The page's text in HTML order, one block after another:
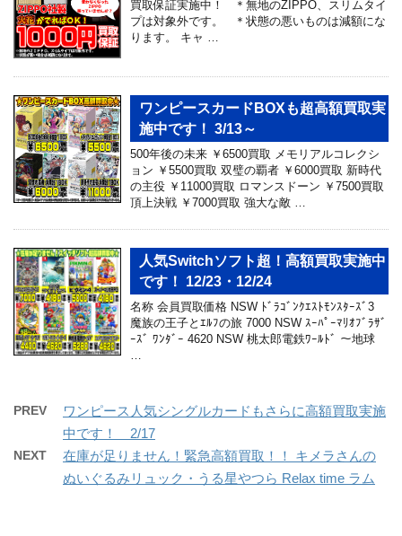
買取保証実施中！ ＊無地のZIPPO、スリムタイ
プは対象外です。 ＊状態の悪いものは減額にな
ります。 キャ …
ワンピースカードBOXも超高額買取実
施中です！ 3/13～
500年後の未来 ￥6500買取 メモリアルコレクシ
ョン ￥5500買取 双璧の覇者 ￥6000買取 新時代
の主役 ￥11000買取 ロマンスドーン ￥7500買取
頂上決戦 ￥7000買取 強大な敵 …
人気Switchソフト超！高額買取実施中
です！ 12/23・12/24
名称 会員買取価格 NSW ﾄﾞﾗｺﾞﾝｸｴｽﾄﾓﾝｽﾀｰｽﾞ3
魔族の王子とｴﾙﾌの旅 7000 NSW ｽｰﾊﾟｰﾏﾘｵﾌﾞﾗｻﾞ
ｰｽﾞ ﾜﾝﾀﾞｰ 4620 NSW 桃太郎電鉄ﾜｰﾙﾄﾞ ～地球
PREV
ワンピース人気シングルカードもさらに高額買取実施
中です！ 2/17
NEXT
在庫が足りません！緊急高額買取！！ キメラさんの
ぬいぐるみリュック・うる星やつら Relax time ラム